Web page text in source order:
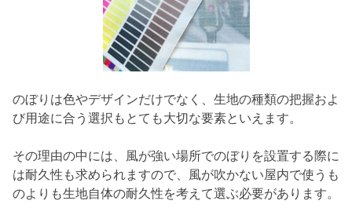
のぼりは色やデザインだけでなく、生地の種類の把握およ
び用途に合う選択もとても大切な要素といえます。
その理由の中には、風が強い場所でのぼりを設置する際に
は耐久性も求められますので、風が吹かない屋内で使うも
のよりも生地自体の耐久性を考えて選ぶ必要があります。